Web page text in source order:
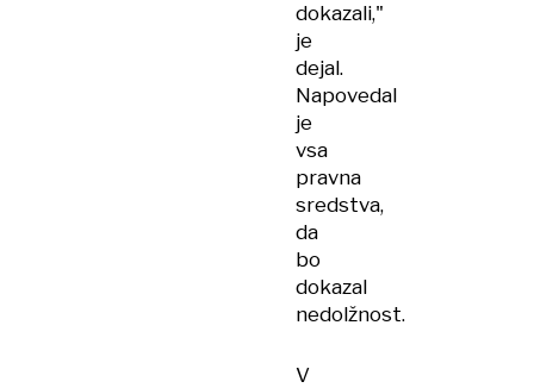
dokazali,"
je
dejal.
Napovedal
je
vsa
pravna
sredstva,
da
bo
dokazal
nedolžnost.
V